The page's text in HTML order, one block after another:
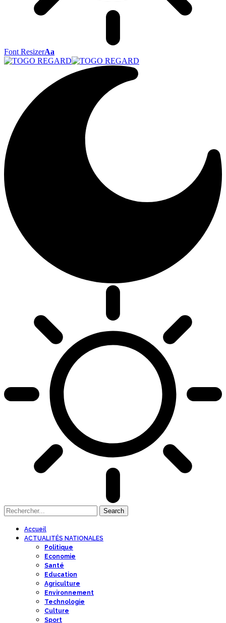
Font ResizerAa
Accueil
ACTUALITÉS NATIONALES
Politique
Economie
Santé
Education
Agriculture
Environnement
Technologie
Culture
Sport